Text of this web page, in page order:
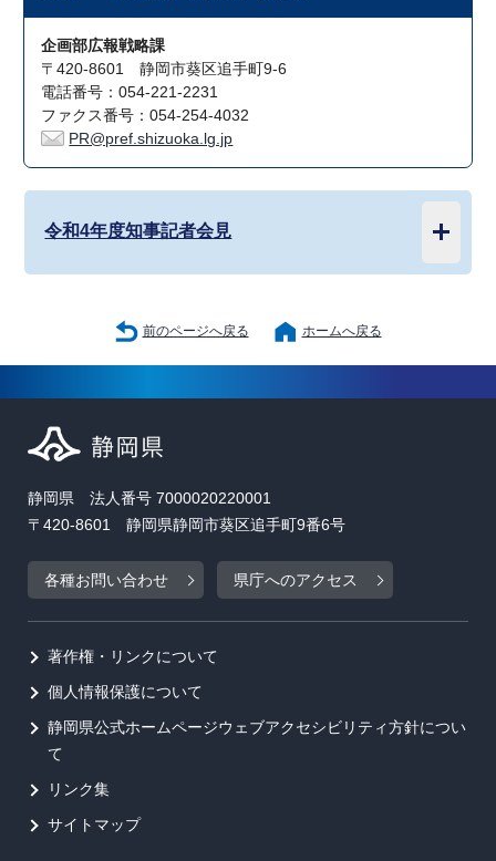
企画部広報戦略課
〒420-8601 静岡市葵区追手町9-6
電話番号：054-221-2231
ファクス番号：054-254-4032
PR@pref.shizuoka.lg.jp
令和4年度知事記者会見
前のページへ戻る ホームへ戻る
静岡県 法人番号 7000020220001
〒420-8601 静岡県静岡市葵区追手町9番6号
各種お問い合わせ 県庁へのアクセス
著作権・リンクについて
個人情報保護について
静岡県公式ホームページウェブアクセシビリティ方針につい
て
リンク集
サイトマップ